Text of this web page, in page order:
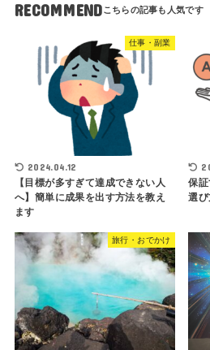
RECOMMEND
仕事・副業
2024.04.12
【目標が多すぎて達成できない人
へ】簡単に成果を出す方法を教え
ます
保
選び
旅行・おでかけ